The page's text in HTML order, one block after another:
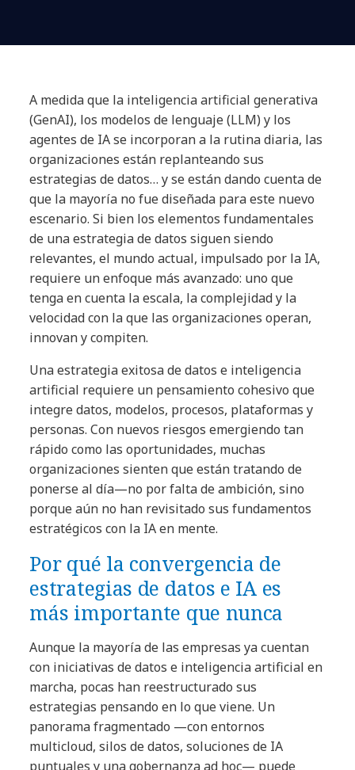
A medida que la inteligencia artificial generativa
(GenAI), los modelos de lenguaje (LLM) y los
agentes de IA se incorporan a la rutina diaria, las
organizaciones están replanteando sus
estrategias de datos… y se están dando cuenta de
que la mayoría no fue diseñada para este nuevo
escenario. Si bien los elementos fundamentales
de una estrategia de datos siguen siendo
relevantes, el mundo actual, impulsado por la IA,
requiere un enfoque más avanzado: uno que
tenga en cuenta la escala, la complejidad y la
velocidad con la que las organizaciones operan,
innovan y compiten.
Una estrategia exitosa de datos e inteligencia
artificial requiere un pensamiento cohesivo que
integre datos, modelos, procesos, plataformas y
personas. Con nuevos riesgos emergiendo tan
rápido como las oportunidades, muchas
organizaciones sienten que están tratando de
ponerse al día—no por falta de ambición, sino
porque aún no han revisitado sus fundamentos
estratégicos con la IA en mente.
Por qué la convergencia de
estrategias de datos e IA es
más importante que nunca
Aunque la mayoría de las empresas ya cuentan
con iniciativas de datos e inteligencia artificial en
marcha, pocas han reestructurado sus
estrategias pensando en lo que viene. Un
panorama fragmentado —con entornos
multicloud, silos de datos, soluciones de IA
puntuales y una gobernanza ad hoc— puede